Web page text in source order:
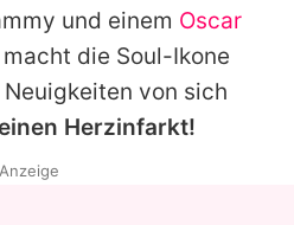
und einem Oscar
die Soul-Ikone
von sich
Herzinfarkt!
Anzeige